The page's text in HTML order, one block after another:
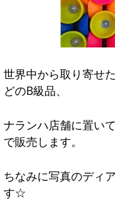
世界中から取り寄せ
どのB級品、
ナランハ店舗に置い
で販売します。
ちなみに写真のディ
す☆